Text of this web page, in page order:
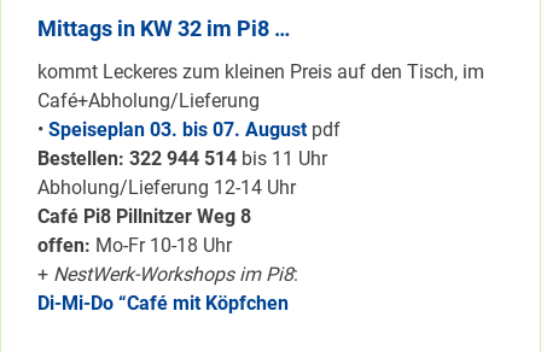
Mittags in KW 32 im Pi8 …
kommt Leckeres zum kleinen Preis auf den Tisch, im
Café+Abholung/Lieferung
• Speiseplan 03. bis 07. August pdf
Bestellen: 322 944 514 bis 11 Uhr
Abholung/Lieferung 12-14 Uhr
Café Pi8 Pillnitzer Weg 8
offen: Mo-Fr 10-18 Uhr
+ NestWerk-Workshops im Pi8:
Di-Mi-Do “Café mit Köpfchen